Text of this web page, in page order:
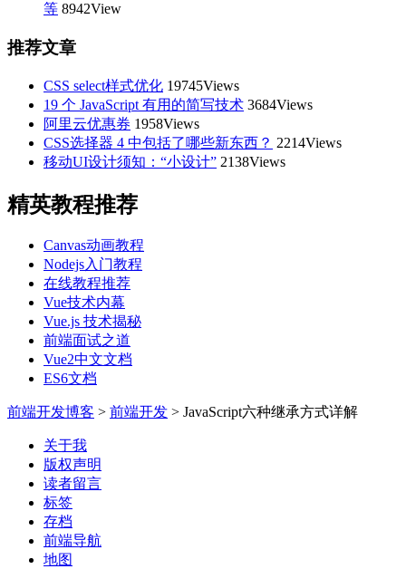
等 8942View
推荐文章
CSS select样式优化 19745Views
19 个 JavaScript 有用的简写技术 3684Views
阿里云优惠券 1958Views
CSS选择器 4 中包括了哪些新东西？ 2214Views
移动UI设计须知：“小设计” 2138Views
精英教程推荐
Canvas动画教程
Nodejs入门教程
在线教程推荐
Vue技术内幕
Vue.js 技术揭秘
前端面试之道
Vue2中文文档
ES6文档
前端开发博客 > 前端开发 > JavaScript六种继承方式详解
关于我
版权声明
读者留言
标签
存档
前端导航
地图